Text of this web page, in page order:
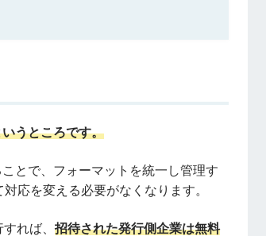
うところです。
とで、フォーマットを統一し管理す
応を変える必要がなくなります。
れば、 招待された発行側企業は無料